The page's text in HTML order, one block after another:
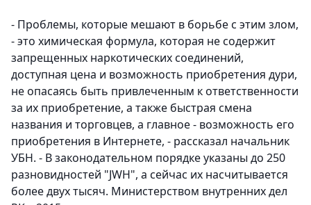
- Проблемы, которые мешают в борьбе с этим злом,
- это химическая формула, которая не содержит
запрещенных наркотических соединений,
доступная цена и возможность приобретения дури,
не опасаясь быть привлеченным к ответственности
за их приобретение, а также быстрая смена
названия и торговцев, а главное - возможность его
приобретения в Интернете, - рассказал начальник
УБН. - В законодательном порядке указаны до 250
разновидностей "JWH", а сейчас их насчитывается
более двух тысяч. Министерством внутренних дел